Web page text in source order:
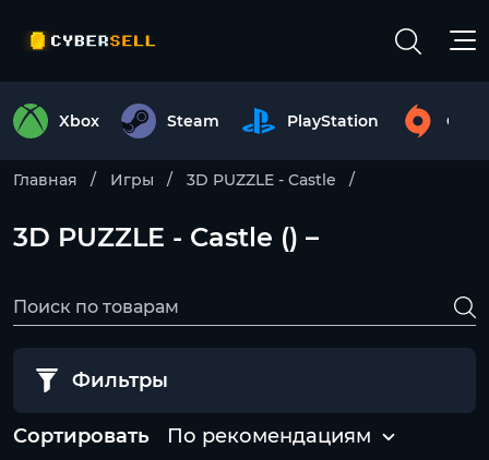
Xbox Steam PlayStation
Главная Игры 3D PUZZLE - Castle
3D PUZZLE - Castle () –
Фильтры
Сортировать По рекомендациям